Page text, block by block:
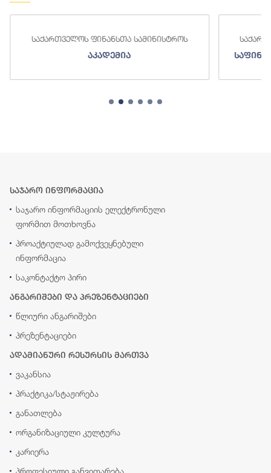
საქართველოს ფინანსთა სამინისტროს
აკადემია
საჯარო ინფორმაცია
საჯარო ინფორმაციის ელექტრონული
ფორმით მოთხოვნა
პროაქტიულად გამოქვეყნებული
ინფორმაცია
საკონტაქტო პირი
ანგარიშები და პრეზენტაციები
წლიური ანგარიშები
პრეზენტაციები
ადამიანური რესურსის მართვა
ვაკანსია
პრაქტიკა/სტაჟირება
განათლება
ორგანიზაციული კულტურა
კარიერა